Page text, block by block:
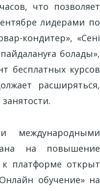
что позволяет
лидерами по
кондитер», «Сенің
болады»,
бесплатных курсов
расширяться,
международными
на повышение
к платформе открыт
обучение» на